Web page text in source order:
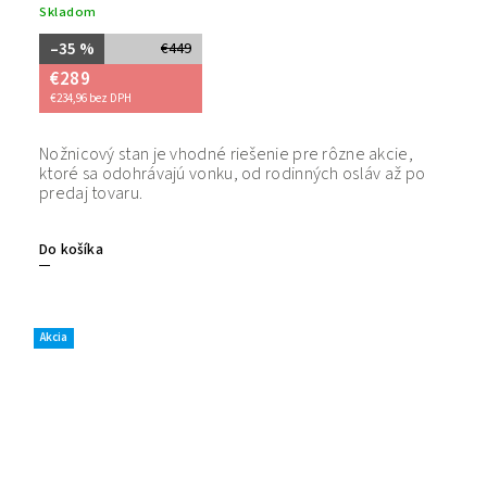
Skladom
€449
–35 %
€289
€234,96 bez DPH
Do košíka
Nožnicový stan je vhodné riešenie pre rôzne akcie,
ktoré sa odohrávajú vonku, od rodinných osláv až po
predaj tovaru.
Akcia